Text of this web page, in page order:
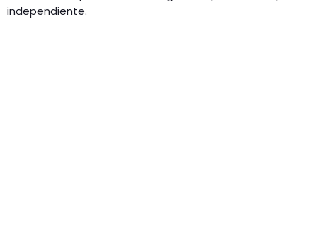
independiente.